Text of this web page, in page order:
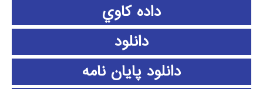
داده كاوي
دانلود
دانلود پايان نامه